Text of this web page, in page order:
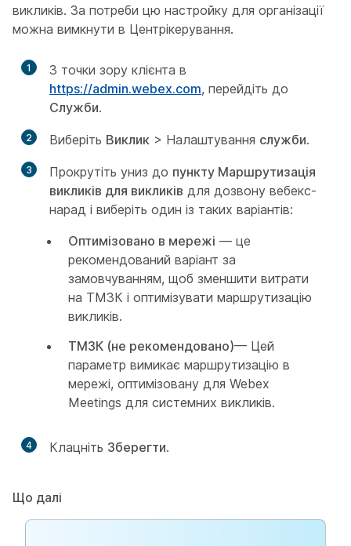
викликів. За потреби цю настройку для організації
можна вимкнути в Центрікерування.
1
З точки зору клієнта в
https://admin.webex.com, перейдіть до
Служби.
2 Виберіть Виклик > Налаштування служби.
3 Прокрутіть униз до пункту Маршрутизація
викликів для викликів для дозвону вебекс-
нарад і виберіть один із таких варіантів:
Оптимізовано в мережі — це
рекомендований варіант за
замовчуванням, щоб зменшити витрати
на ТМЗК і оптимізувати маршрутизацію
викликів.
ТМЗК (не рекомендовано)— Цей
параметр вимикає маршрутизацію в
мережі, оптимізовану для Webex
Meetings для системних викликів.
4 Клацніть Зберегти.
Що далі